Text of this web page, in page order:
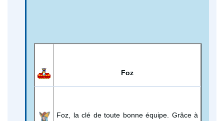
Foz
Foz, la clé de toute bonne équipe. Grâce à